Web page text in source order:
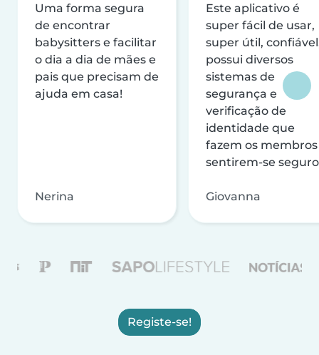
Uma forma segura
de encontrar
babysitters e facilitar
o dia a dia de mães e
pais que precisam de
ajuda em casa!
Nerina
Este aplicativo é
super fácil de usar,
super útil,
possui diversos
sistemas de
segurança e
verificação de
identidade que
fazem os membros
sentirem-se
Giovanna
Registe-se!